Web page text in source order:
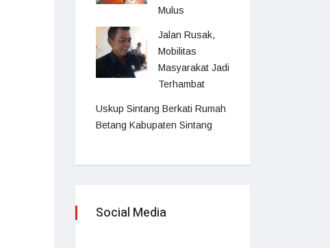
Mulus
Jalan Rusak,
Mobilitas
Masyarakat Jadi
Terhambat
Uskup Sintang Berkati Rumah
Betang Kabupaten Sintang
Social Media